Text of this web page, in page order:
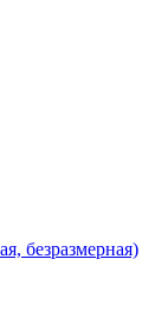
безразмерная)